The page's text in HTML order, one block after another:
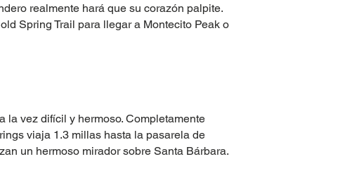
realmente hará que su corazón palpite.
Spring Trail para llegar a Montecito Peak o
la vez difícil y hermoso. Completamente
viaja 1.3 millas hasta la pasarela de
un hermoso mirador sobre Santa Bárbara.